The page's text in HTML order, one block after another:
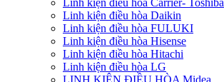
Linh kiện điều hòa Carrier- Toshiba
Linh kiện điều hòa Daikin
Linh kiện điều hòa FULUKI
Linh kiện điều hòa Hisense
Linh kiện điều hòa Hitachi
Linh kiện điều hòa LG
LINH KIỆN ĐIỀU HÒA Midea